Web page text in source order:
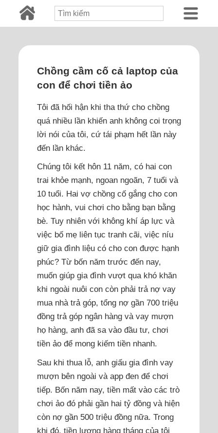
Chồng cầm cố cả laptop của
con để chơi tiền ảo
Tôi đã hối hận khi tha thứ cho chồng
quá nhiều lần khiến anh không coi trọng
lời nói của tôi, cứ tái phạm hết lần này
đến lần khác.
Chúng tôi kết hôn 11 năm, có hai con
trai khỏe mạnh, ngoan ngoãn, 7 tuổi và
10 tuổi. Hai vợ chồng cố gắng cho con
học hành, vui chơi cho bằng bạn bằng
bè. Tuy nhiên với không khí áp lực và
việc bố mẹ liên tục tranh cãi, việc níu
giữ gia đình liệu có cho con được hạnh
phúc? Từ bốn năm trước đến nay,
muốn giúp gia đình vượt qua khó khăn
khi ngoài nuôi con còn phải trả nợ vay
mua nhà trả góp, tổng nợ gần 700 triệu
đồng trả góp ngân hàng và vay mượn
họ hàng, anh đã sa vào đầu tư, chơi
tiền ảo để mong kiếm tiền nhanh.
Sau khi thua lỗ, anh giấu gia đình vay
mượn bên ngoài và app đen để chơi
tiếp. Bốn năm nay, tiền mất vào các trò
chơi ảo đó phải gần hai tỷ đồng và hiện
còn nợ gần 500 triệu đồng nữa. Trong
khi đó, tiền lương hàng tháng của tôi